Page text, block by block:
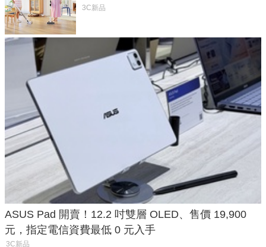
3C新品
ASUS Pad 開賣！12.2 吋雙層 OLED、售價 19,900
元，指定電信資費最低 0 元入手
3C新品